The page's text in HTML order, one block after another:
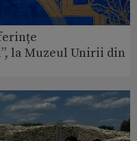
la Muzeul Unirii din